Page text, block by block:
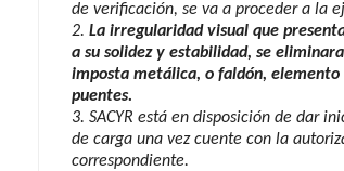
de verificación, se va a proceder a la
2. La irregularidad visual que
a su solidez y estabilidad, se
imposta metálica, o faldón,
puentes.
3. SACYR está en disposición de dar
de carga una vez cuente con la
correspondiente.